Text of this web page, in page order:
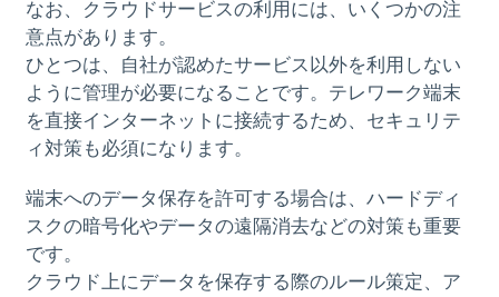
なお、クラウドサービスの利用には、いくつかの注
意点があります。
ひとつは、自社が認めたサービス以外を利用しない
ように管理が必要になることです。テレワーク端末
を直接インターネットに接続するため、セキュリテ
ィ対策も必須になります。
端末へのデータ保存を許可する場合は、ハードディ
スクの暗号化やデータの遠隔消去などの対策も重要
です。
クラウド上にデータを保存する際のルール策定、ア